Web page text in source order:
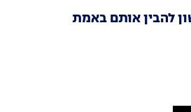
להבין אותם באמת